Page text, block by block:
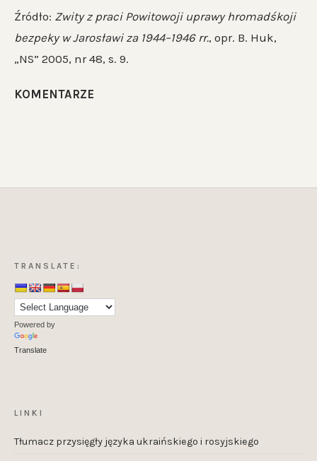
Źródło: Zwity z praci Powitowoji uprawy hromadśkoji
bezpeky w Jarosławi za 1944–1946 rr., opr. B. Huk,
„NS” 2005, nr 48, s. 9.
KOMENTARZE
TRANSLATE:
Powered by
Translate
LINKI
Tłumacz przysięgły języka ukraińskiego i rosyjskiego